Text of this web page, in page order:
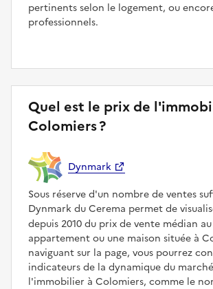
pertinents selon le logement, ou
professionnels.
Quel est le prix de
Colomiers ?
Dynmark
Sous réserve d'un nombre de ventes
Dynmark du Cerema permet de
depuis 2010 du prix de vente médian
appartement ou une maison située à
naviguant sur la page, vous pourrez
indicateurs de la dynamique du
l'immobilier à Colomiers, comme le